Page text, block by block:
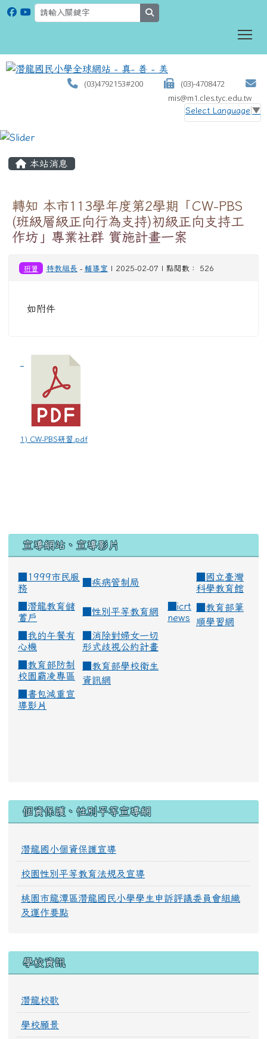
(03)4792153#200
(03)-4708472
mis@m1.cles.tyc.edu.tw
Select Language ▼
本站消息
轉知 本市113學年度第2學期「CW-PBS
(班級層級正向行為支持)初級正向支持工
作坊」專業社群 實施計畫一案
研習 特教組長 - 輔導室 | 2025-02-07 | 點閱數： 526
如附件
1) CW-PBS研習.pdf
宣導網站、宣導影片
■1999市民服
務
疾病管制局
國立臺灣
科學教育館
潛龍教育儲
蓄戶
性別平等教育網
icrt
news
教育部筆
順學習網
我的午餐有
心機
消除對婦女一切
形式歧視公約計畫
教育部防制
校園霸凌專區
教育部學校衛生
資訊網
書包減重宣
導影片
個資保護、性別平等宣導網
潛龍國小個資保護宣導
校園性別平等教育法規及宣導
桃園市龍潭區潛龍國民小學學生申訴評議委員會組織
及運作要點
學校資訊
潛龍校歌
學校願景